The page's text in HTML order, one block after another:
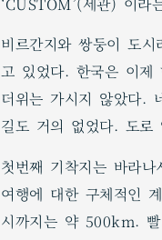
비르간지와 쌍둥이 도
고 있었다. 한국은 이제
더위는 가시지 않았다.
길도 거의 없었다. 도로
첫번째 기착지는 바라
여행에 대한 구체적인
시까지는 약 500km.